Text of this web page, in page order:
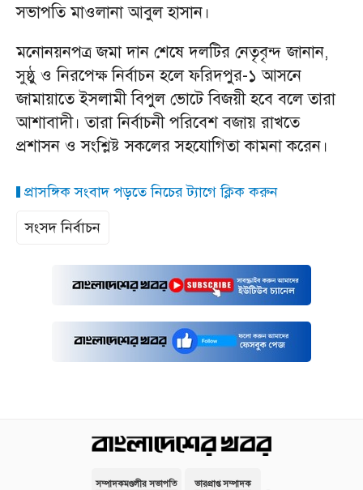
সভাপতি মাওলানা আবুল হাসান।
​মনোনয়নপত্র জমা দান শেষে দলটির নেতৃবৃন্দ জানান,
সুষ্ঠু ও নিরপেক্ষ নির্বাচন হলে ফরিদপুর-১ আসনে
জামায়াতে ইসলামী বিপুল ভোটে বিজয়ী হবে বলে তারা
আশাবাদী। তারা নির্বাচনী পরিবেশ বজায় রাখতে
প্রশাসন ও সংশ্লিষ্ট সকলের সহযোগিতা কামনা করেন।
প্রাসঙ্গিক সংবাদ পড়তে নিচের ট্যাগে ক্লিক করুন
সংসদ নির্বাচন
সম্পাদকমণ্ডলীর সভাপতি ভারপ্রাপ্ত সম্পাদক